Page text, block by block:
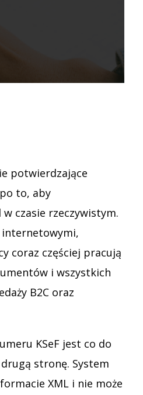
potwierdzające
to, aby
czasie rzeczywistym.
internetowymi,
coraz częściej pracują
i wszystkich
B2C oraz
KSeF jest co do
stronę. System
XML i nie może